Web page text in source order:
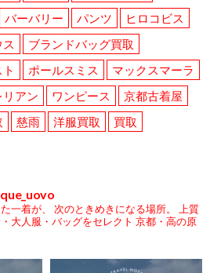
バーバリー パンツ
ヒロコビス
ブランドバッグ買取
ポールスミス
マックスマーラ
リアン ワンピース
京都古着屋
慈雨 洋服買取
買取
一着が、 次のときめきになる場所。
上質
大人服・バッグをセレクト 京都・高の原